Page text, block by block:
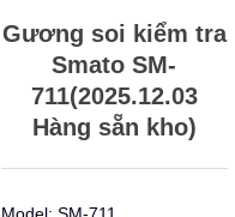
Gương soi kiểm tra
Smato SM-
711(2025.12.03
Hàng sẵn kho)